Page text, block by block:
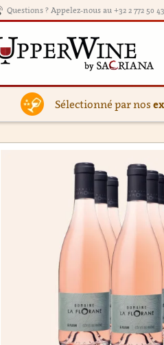
Questions ? Appelez-nous au +32 2 772 50 43
Sélectionné par nos